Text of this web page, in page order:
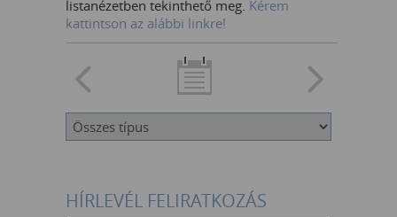
listanézetben tekinthető meg. Kérem
kattintson az alábbi linkre!
HÍRLEVÉL FELIRATKOZÁS